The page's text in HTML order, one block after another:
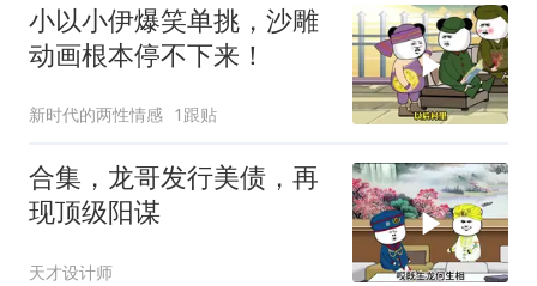
小以小伊爆笑单挑，沙雕
动画根本停不下来！
新时代的两性情感 1跟贴
合集，龙哥发行美债，再
现顶级阳谋
天才设计师